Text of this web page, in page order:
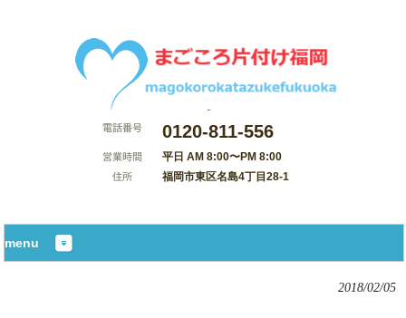
0120-811-556
平日 AM 8:00〜PM 8:00
福岡市東区名島4丁目28-1
menu
2018/02/05